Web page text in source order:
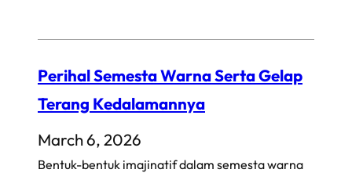
Perihal Semesta Warna Serta Gelap
Terang Kedalamannya
March 6, 2026
Bentuk-bentuk imajinatif dalam semesta warna